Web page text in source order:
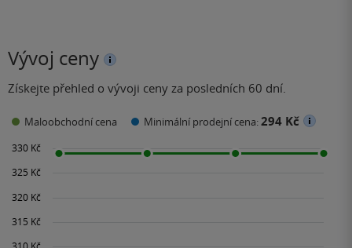
Vývoj ceny
Získejte přehled o vývoji ceny za posledních 60 dní.
Maloobchodní cena Minimální prodejní cena:294 Kč